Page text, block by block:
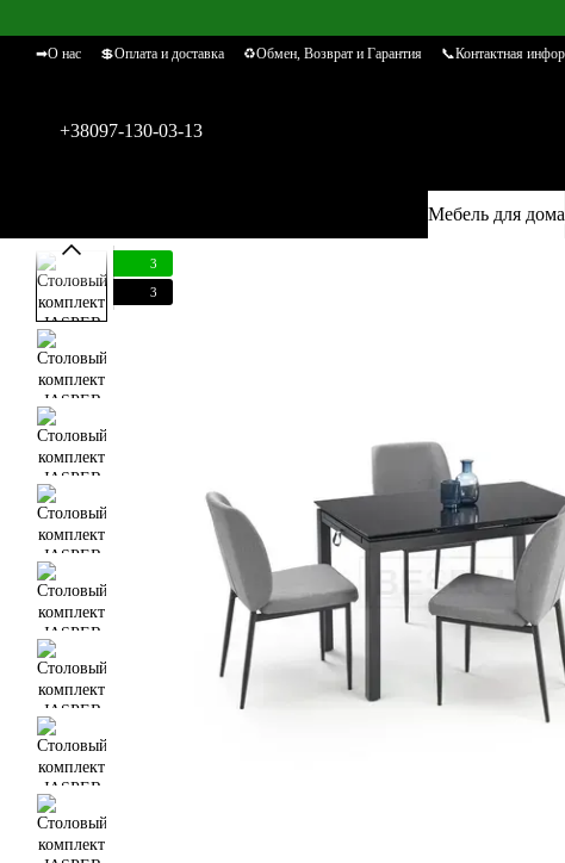
➡О нас 💲Оплата и доставка ♻Обмен, Возврат и Гарантия 📞Контактная
+38097-130-03-13
Мебель для дома
3
3